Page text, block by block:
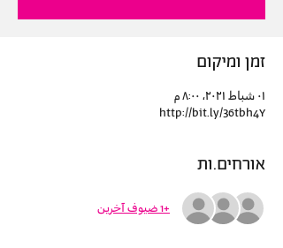
זמן ומיקום
٠١ شباط ٢٠٢١، ٨:٠٠ م
http://bit.ly/36tbh4Y
אורחים.ות
+1 ضيوف آخرين